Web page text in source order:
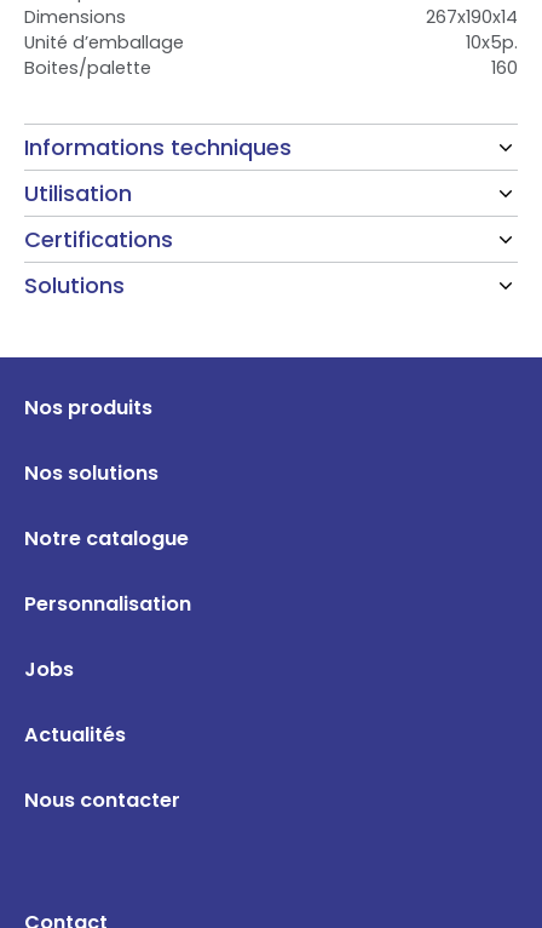
Dimensions
267x190x14
Unité d’emballage
10x5p.
Boites/palette
160
Informations techniques
Utilisation
Certifications
Solutions
Nos produits
Nos solutions
Notre catalogue
Personnalisation
Jobs
Actualités
Nous contacter